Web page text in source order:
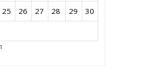
25 26 27 28 29
30